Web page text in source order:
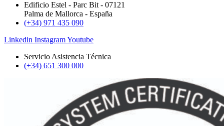
Edificio Estel - Parc Bit - 07121
Palma de Mallorca - España
(+34) 971 435 090
Linkedin InstagramYoutube
Servicio Asistencia Técnica
(+34) 651 300 000